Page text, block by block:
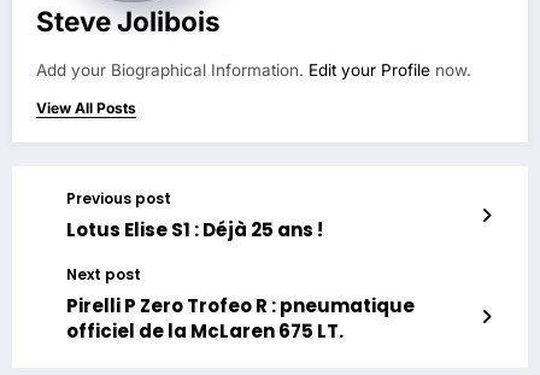
Steve Jolibois
Add your Biographical Information. Edit your Profile now.
View All Posts
Previous post
Lotus Elise S1 : Déjà 25 ans !
Next post
Pirelli P Zero Trofeo R : pneumatique
officiel de la McLaren 675 LT.